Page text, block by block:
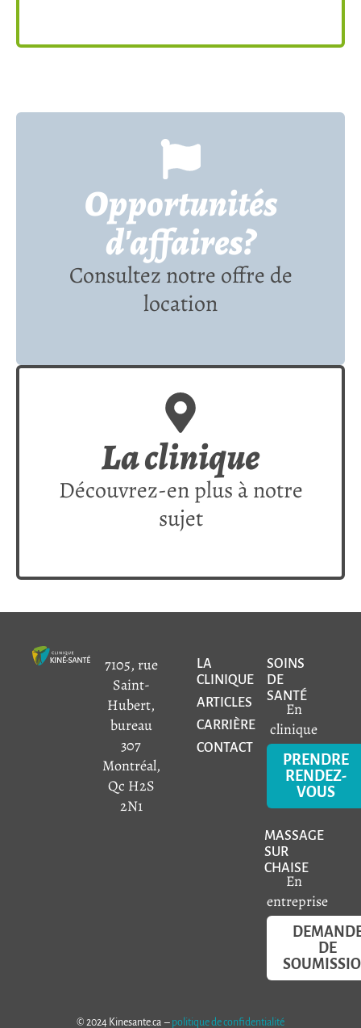
Opportunités
d'affaires?
Consultez notre offre de
location
La clinique
Découvrez-en plus à notre
sujet
7105, rue
Saint-
Hubert,
bureau
307
Montréal,
Qc H2S
2N1
SOINS
DE
SANTÉ
En
clinique
PRENDRE
RENDEZ-
VOUS
MASSAGE
SUR
CHAISE
En
entreprise
DE
LA
CLINIQUE
ARTICLES
CARRIÈRE
CONTACT
© 2024 Kinesante.ca – politique de confidentialité